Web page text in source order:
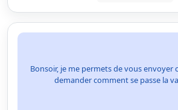
Bonsoir, je me permets de vous envoyer
demander comment se passe la